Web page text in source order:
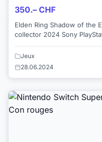
350.– CHF
Elden Ring Shadow of the
collector 2024 Sony PlayStation 5 Article dont l'emballage
d'origine n'a pas été ...
Jeux
28.06.2024